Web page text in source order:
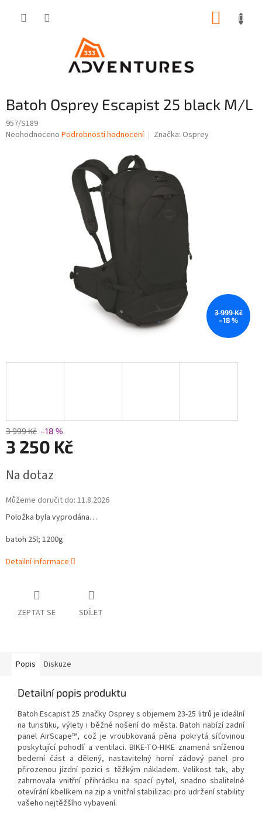
Batoh Osprey Escapist 25 black M/L
957/S189
Průměrné
Neohodnoceno Podrobnosti hodnocení Značka: Osprey
3 999 Kč
–18 %
3 999 Kč –18 %
3 250 Kč
cena:
Na dotaz
Můžeme doručit do: 11.8.2026
Položka byla vyprodána…
batoh 25l; 1200g
Detailní informace
ZEPTAT SE SDÍLET
Popis Diskuze
Detailní popis produktu
Batoh Escapist 25 značky Osprey s objemem 23-25 litrů je ideální
na turistiku, výlety i běžné nošení do města. Batoh nabízí zadní
panel AirScape™, což je vroubkovaná pěna pokrytá síťovinou
poskytující pohodlí a ventilaci. BIKE-TO-HIKE znamená sníženou
bederní část a dělený, nastavitelný horní zádový panel pro
přirozenou jízdní pozici s těžkým nákladem. Velikost tak, aby
zahrnovala vnitřní přihrádku na spací pytel, snadno sbalitelné
otevírání kbelíkem na zip a vnitřní stabilizaci pro udržení stability
vašeho nejtěžšího vybavení.